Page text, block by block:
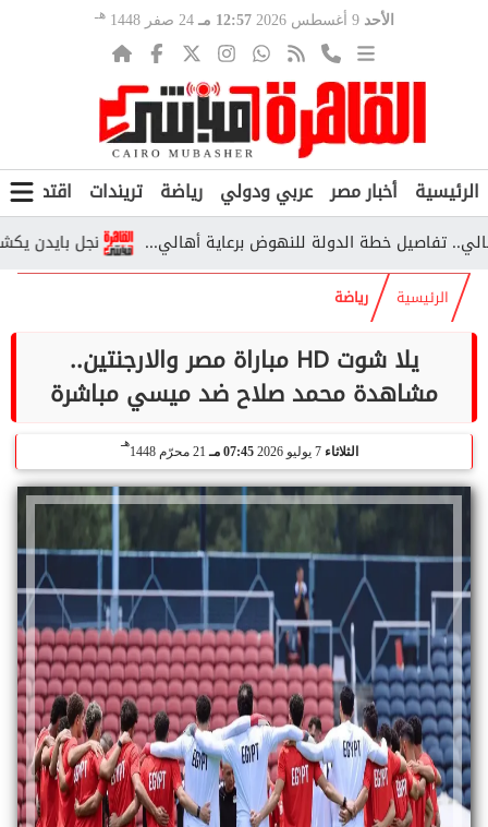
الأحد 9 أغسطس 2026 12:57 مـ 24 صفر 1448 هـ
الرئيسية أخبار مصر عربي ودولي رياضة تريندات اقتصاد
نجل بايدن يكشف
الرئيسية رياضة
يلا شوت HD مباراة مصر والارجنتين..
مشاهدة محمد صلاح ضد ميسي مباشرة
الثلاثاء 07:45 مـ 21 محرّم 1448
هـ